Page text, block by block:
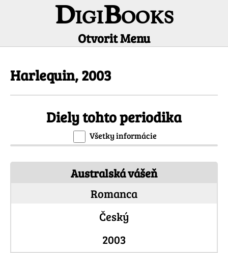
DigiBooks
Otvorit Menu
Harlequin, 2003
Diely tohto periodika
Všetky informácie
Australská vášeň
Romanca
Český
2003